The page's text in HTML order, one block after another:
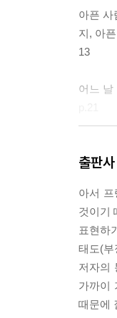
아픈 사
지, 아
13
어느 날
어로 자
벼랑
통증 ‘
을 다
속에 있
출판
아서 프
것이기
표현하
태도(
저자의
가까이
때문에